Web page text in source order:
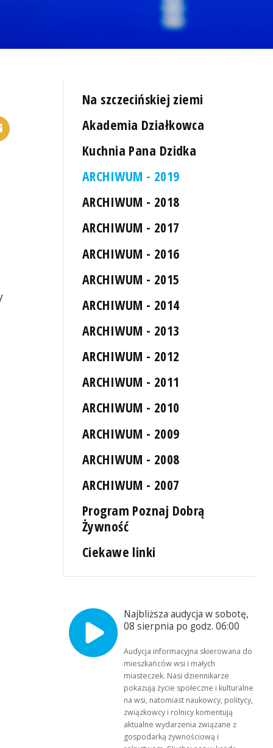
Pyrzyczanie
Na szczecińskiej ziemi
Akademia Działkowca
Kuchnia Pana Dzidka
ARCHIWUM - 2019
ARCHIWUM - 2018
ARCHIWUM - 2017
ARCHIWUM - 2016
ARCHIWUM - 2015
ARCHIWUM - 2014
ARCHIWUM - 2013
ARCHIWUM - 2012
ARCHIWUM - 2011
ARCHIWUM - 2010
ARCHIWUM - 2009
ARCHIWUM - 2008
ARCHIWUM - 2007
Program Poznaj Dobrą
Żywność
Ciekawe linki
Najbliższa audycja w sobotę,
08 sierpnia po godz. 06:00
Audycja informacyjna skierowana do
mieszkańców wsi i małych
miasteczek. Nasi dziennikarze
pokazują życie społeczne i kulturalne
na wsi, natomiast naukowcy, politycy,
związkowcy i rolnicy komentują
aktualne wydarzenia związane z
gospodarką żywnościową i